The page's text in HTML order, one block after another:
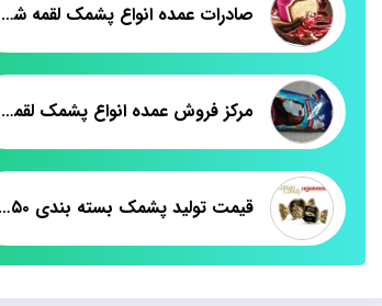
صادرات عمده انواع پشمک لقمه شکلاتی به مسکو
مرکز فروش عمده انواع پشمک لقمه دانش آموزی
قیمت تولید پشمک بسته بندی ۵۰ گرمی